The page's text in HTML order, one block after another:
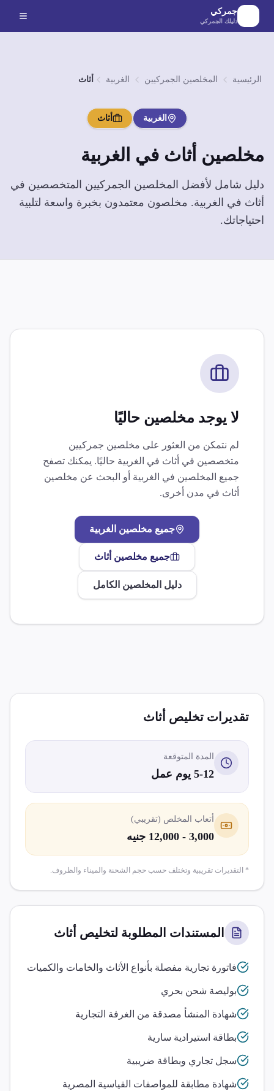
الانتقال إلى المحتوى الرئيسي
جمركي
دليلك الجمركي
الرئيسية المخلصين الجمركيين الغربية أثاث
الغربية أثاث
مخلصين أثاث في الغربية
دليل شامل لأفضل المخلصين الجمركيين المتخصصين في
أثاث في الغربية. مخلصون معتمدون بخبرة واسعة لتلبية
احتياجاتك.
لا يوجد مخلصين حاليًا
لم نتمكن من العثور على مخلصين جمركيين
متخصصين في أثاث في الغربية حاليًا. يمكنك تصفح
جميع المخلصين في الغربية أو البحث عن مخلصين
أثاث في مدن أخرى.
جميع مخلصين الغربية
جميع مخلصين أثاث
دليل المخلصين الكامل
تقديرات تخليص أثاث
المدة المتوقعة
5-12 يوم عمل
أتعاب المخلص (تقريبي)
3,000 - 12,000 جنيه
* التقديرات تقريبية وتختلف حسب حجم الشحنة والميناء والظروف.
المستندات المطلوبة لتخليص أثاث
فاتورة تجارية مفصلة بأنواع الأثاث والخامات والكميات
بوليصة شحن بحري
شهادة المنشأ مصدقة من الغرفة التجارية
بطاقة استيرادية سارية
سجل تجاري وبطاقة ضريبية
شهادة مطابقة للمواصفات القياسية المصرية